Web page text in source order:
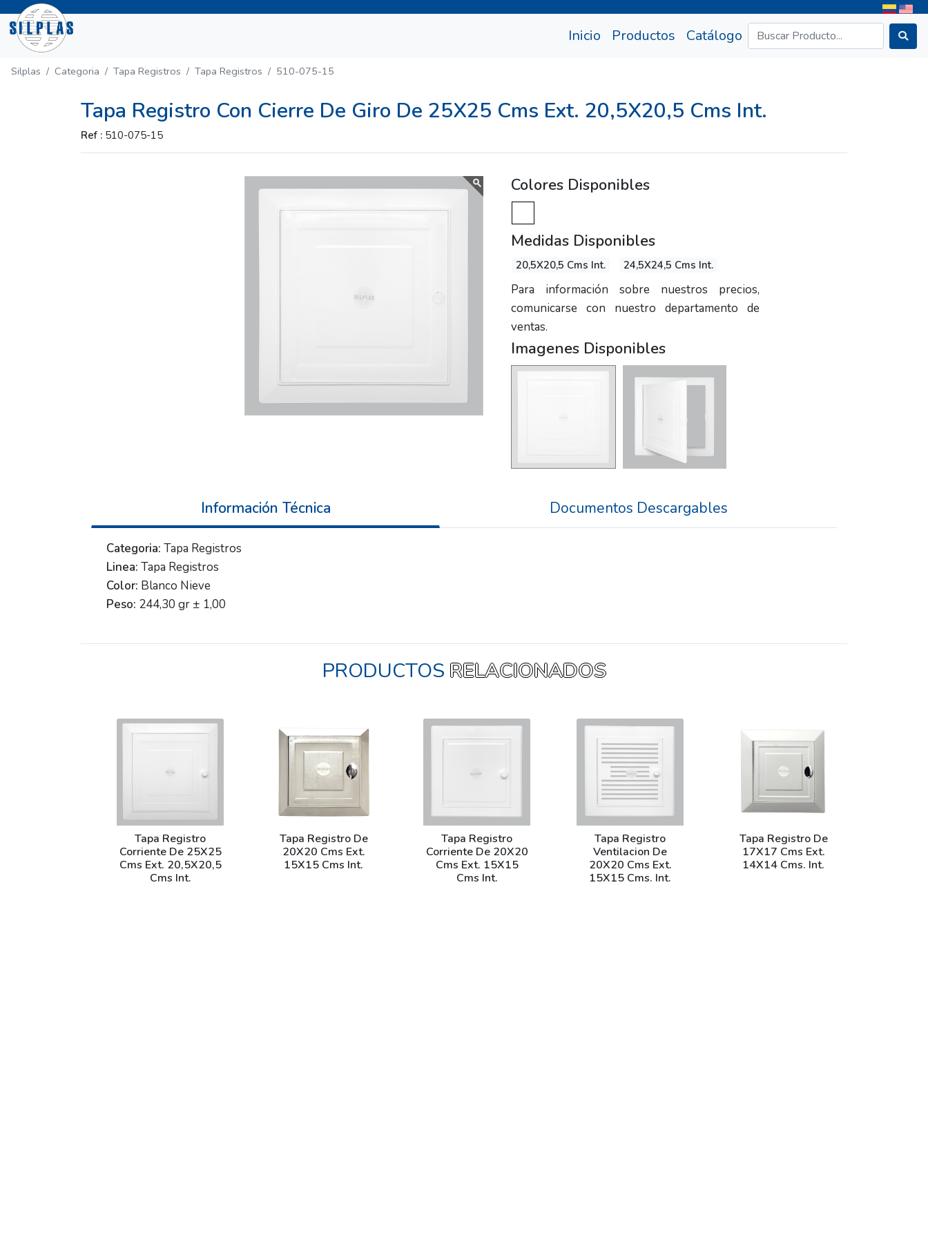
Inicio (current)
Productos Catálogo
Silplas Categoria Tapa Registros Tapa Registros 510-075-15
Tapa Registro Con Cierre De Giro De 25X25 Cms Ext. 20,5X20,5 Cms Int.
Ref : 510-075-15
Colores Disponibles
Medidas Disponibles
20,5X20,5 Cms Int. 24,5X24,5 Cms Int.
Para información sobre nuestros precios,
comunicarse con nuestro departamento de
ventas.
Imagenes Disponibles
Información Técnica Documentos Descargables
Categoria: Tapa Registros
Linea: Tapa Registros
Color: Blanco Nieve
Peso: 244,30 gr ± 1,00
PRODUCTOS RELACIONADOS
Tapa Registro
Corriente De 25X25
Cms Ext. 20,5X20,5
Cms Int.
Tapa Registro De
20X20 Cms Ext.
15X15 Cms Int.
Tapa Registro
Corriente De 20X20
Cms Ext. 15X15
Cms Int.
Tapa Registro
Ventilacion De
20X20 Cms Ext.
15X15 Cms. Int.
Tapa Registro De
17X17 Cms Ext.
14X14 Cms. Int.